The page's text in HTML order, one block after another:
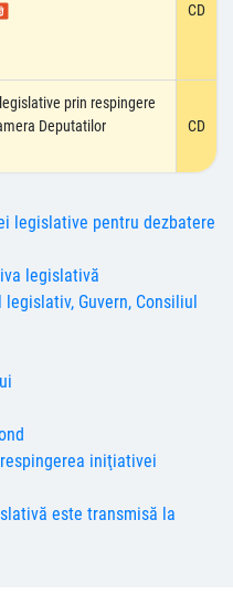
CD
prin respingere
Deputatilor
CD
legislative pentru dezbatere
legislativă
Guvern, Consiliul
iniţiativei
este transmisă la